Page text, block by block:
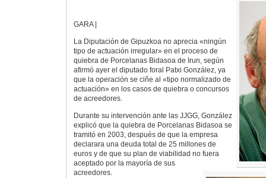
GARA |
La Diputación de Gipuzkoa no aprecia «ningún
tipo de actuación irregular» en el proceso de
quiebra de Porcelanas Bidasoa de Irun, según
afirmó ayer el diputado foral Patxi González, ya
que la operación se ciñe al «tipo normalizado de
actuación» en los casos de quiebra o concursos
de acreedores.
Durante su intervención ante las JJGG, González
explicó que la quiebra de Porcelanas Bidasoa se
tramitó en 2003, después de que la empresa
declarara una deuda total de 25 millones de
euros y de que su plan de viabilidad no fuera
aceptado por la mayoría de sus
acreedores.